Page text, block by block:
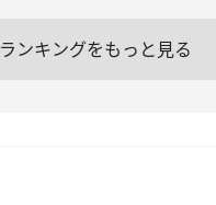
ランキングをもっと見る